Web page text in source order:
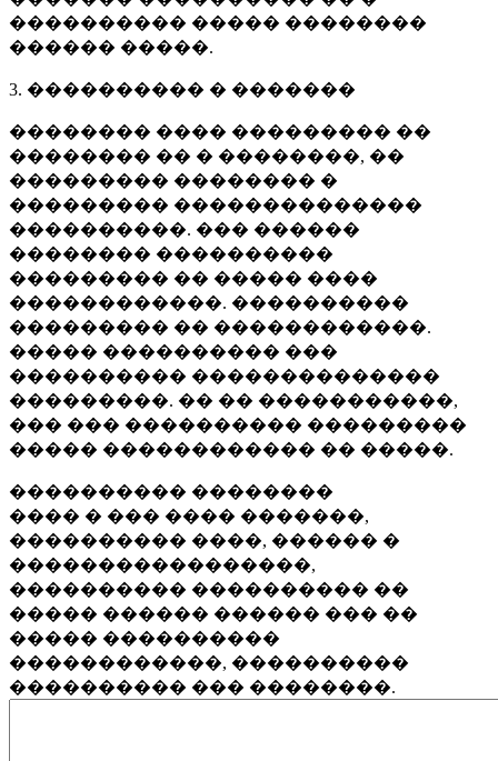
���������� ����� ��������
������ �����.
3. ���������� � �������
�������� ���� ��������� ��
�������� �� � ��������, ��
��������� �������� �
��������� ��������������
����������. ��� ������
�������� ����������
��������� �� ����� ����
������������. ����������
��������� �� ������������.
����� ���������� ���
���������� ��������������
���������. �� �� �����������,
��� ��� ���������� ���������
����� ������������ �� �����.
���������� ��������
���� � ��� ���� �������,
���������� ����, ������ �
�����������������,
���������� ���������� ��
����� ������ ������ ��� ��
����� ����������
������������, ����������
���������� ��� ��������.